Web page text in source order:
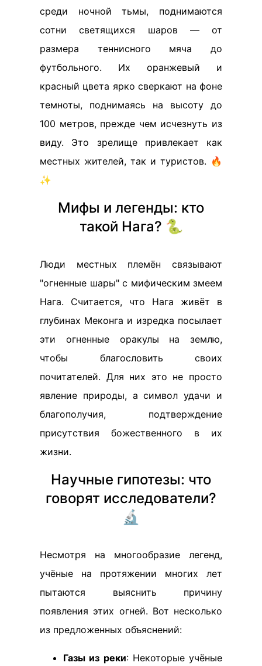
среди ночной тьмы, поднимаются
сотни светящихся шаров — от
размера теннисного мяча до
футбольного. Их оранжевый и
красный цвета ярко сверкают на фоне
темноты, поднимаясь на высоту до
100 метров, прежде чем исчезнуть из
виду. Это зрелище привлекает как
местных жителей, так и туристов. 🔥
✨
Мифы и легенды: кто
такой Нага? 🐍
Люди местных племён связывают
"огненные шары" с мифическим змеем
Нага. Считается, что Нага живёт в
глубинах Меконга и изредка посылает
эти огненные оракулы на землю,
чтобы благословить своих
почитателей. Для них это не просто
явление природы, а символ удачи и
благополучия, подтверждение
присутствия божественного в их
жизни.
Научные гипотезы: что
говорят исследователи?
🔬
Несмотря на многообразие легенд,
учёные на протяжении многих лет
пытаются выяснить причину
появления этих огней. Вот несколько
из предложенных объяснений:
Газы из реки: Некоторые учёные